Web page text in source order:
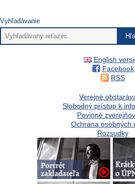
Vyhľadávanie
English
Facebook
RSS
Verejné
Slobodný prístup k
Povinné
Ochrana osobných
Rozsudky